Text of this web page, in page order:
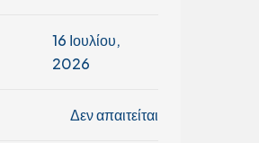
16 Ιουλίου,
2026
Δεν απαιτείται